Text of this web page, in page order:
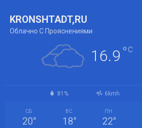
KRONSHTADT,RU
Облачно С Прояснениями
16.9 °C
81% 6kmh
СБ
20°
ВС
18°
ПН
22°